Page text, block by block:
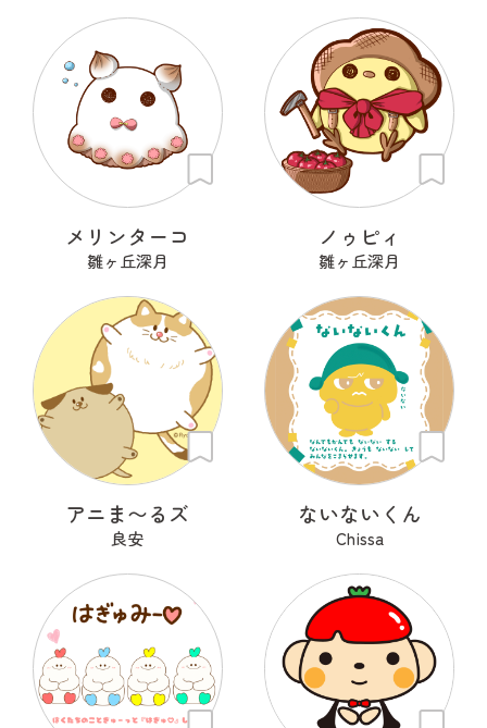
メリンターコ
雛ヶ丘深月
ノゥピィ
雛ヶ丘深月
アニま〜るズ
良安
ないないくん
Chissa